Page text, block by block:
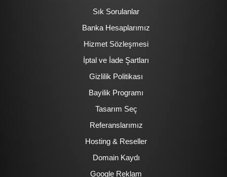
Sık Sorulanlar
Banka Hesaplarımız
Hizmet Sözleşmesi
İptal ve İade Şartları
Gizlilik Politikası
Bayilik Programı
Tasarım Seç
Referanslarımız
Hosting & Reseller
Domain Kaydı
Google Reklam